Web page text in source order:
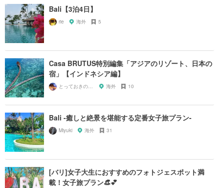
Bali【3泊4日】
rie 海外 5
Casa BRUTUS特別編集「アジアのリゾート、日本の
宿」【インドネシア編】
とっておきの宿探し 海外 10
Bali -癒しと絶景を堪能する定番女子旅プラン-
Miyuki 海外 31
[バリ]女子大生におすすめのフォトジェスポット満
載！女子旅プラン👒💕